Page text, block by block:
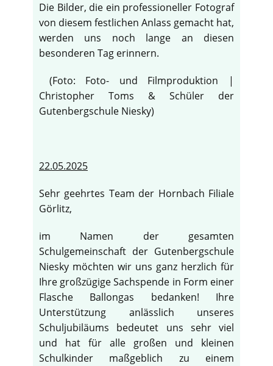
Die Bilder, die ein professioneller Fotograf
von diesem festlichen Anlass gemacht hat,
werden uns noch lange an diesen
besonderen Tag erinnern.
(Foto: Foto- und Filmproduktion |
Christopher Toms & Schüler der
Gutenbergschule Niesky)
22.05.2025
Sehr geehrtes Team der Hornbach Filiale
Görlitz,
im Namen der gesamten
Schulgemeinschaft der Gutenbergschule
Niesky möchten wir uns ganz herzlich für
Ihre großzügige Sachspende in Form einer
Flasche Ballongas bedanken! Ihre
Unterstützung anlässlich unseres
Schuljubiläums bedeutet uns sehr viel
und hat für alle großen und kleinen
Schulkinder maßgeblich zu einem